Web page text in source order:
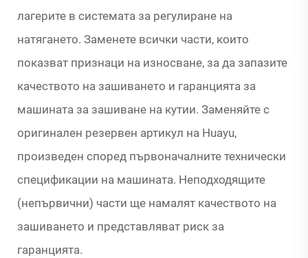
лагерите в системата за регулиране на
натягането. Заменете всички части, които
показват признаци на износване, за да запазите
качеството на зашиването и гаранцията за
машината за зашиване на кутии. Заменяйте с
оригинален резервен артикул на Huayu,
произведен според първоначалните технически
спецификации на машината. Неподходящите
(непървични) части ще намалят качеството на
зашиването и представляват риск за
гаранцията.